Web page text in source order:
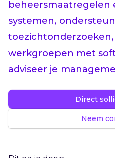
beheersmaatregelen
systemen,
toezichtonderzoeken,
werkgroepen met
adviseer je
Direct
Neem